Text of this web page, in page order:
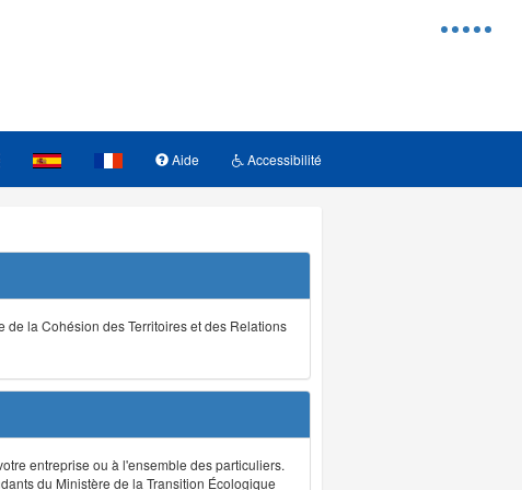
Menu
Aide Accessibilité
la Cohésion des Territoires et des Relations
entreprise ou à l'ensemble des particuliers.
du Ministère de la Transition Écologique